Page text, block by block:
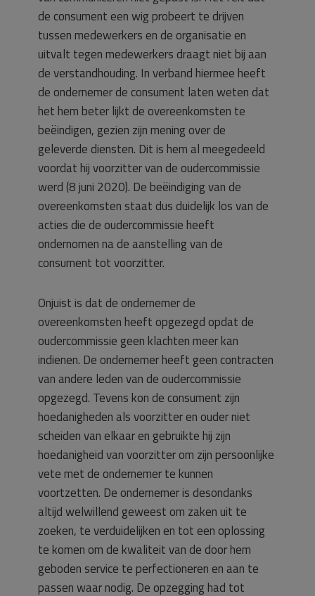
de consument een wig probeert te drijven
tussen medewerkers en de organisatie en
uitvalt tegen medewerkers draagt niet bij aan
de verstandhouding. In verband hiermee heeft
de ondernemer de consument laten weten dat
het hem beter lijkt de overeenkomsten te
beëindigen, gezien zijn mening over de
geleverde diensten. Dit is hem al meegedeeld
voordat hij voorzitter van de oudercommissie
werd (8 juni 2020). De beëindiging van de
overeenkomsten staat dus duidelijk los van de
acties die de oudercommissie heeft
ondernomen na de aanstelling van de
consument tot voorzitter.
Onjuist is dat de ondernemer de
overeenkomsten heeft opgezegd opdat de
oudercommissie geen klachten meer kan
indienen. De ondernemer heeft geen contracten
van andere leden van de oudercommissie
opgezegd. Tevens kon de consument zijn
hoedanigheden als voorzitter en ouder niet
scheiden van elkaar en gebruikte hij zijn
hoedanigheid van voorzitter om zijn persoonlijke
vete met de ondernemer te kunnen
voortzetten. De ondernemer is desondanks
altijd welwillend geweest om zaken uit te
zoeken, te verduidelijken en tot een oplossing
te komen om de kwaliteit van de door hem
geboden service te perfectioneren en aan te
passen waar nodig. De opzegging had tot